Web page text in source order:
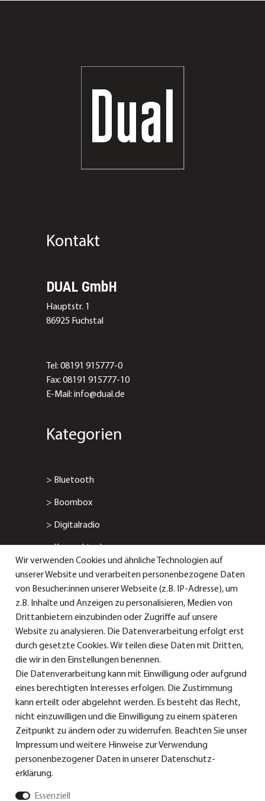
Kontakt
DUAL GmbH
Hauptstr. 1
86925 Fuchstal
Tel: 08191 915777-0
Fax: 08191 915777-10
E-Mail: info@dual.de
Kategorien
> Bluetooth
> Boombox
> Digitalradio
>Kompaktanlage
> Radiowecker
> Smart-/Internetradio
Service & Support
> Bedienungsanleitungen
>Konformitätserklärungen
> Ersatzteile & Zubehör
> Garantie
Wir verwenden Cookies und ähnliche Technologien auf
unserer Website und verarbeiten personenbezogene Daten
von Besucher:innen unserer Webseite (z.B. IP-Adresse), um
z.B. Inhalte und Anzeigen zu personalisieren, Medien von
Drittanbietern einzubinden oder Zugriffe auf unsere
Website zu analysieren. Die Datenverarbeitung erfolgt erst
durch gesetzte Cookies. Wir teilen diese Daten mit Dritten,
die wir in den Einstellungen benennen.
Die Datenverarbeitung kann mit Einwilligung oder aufgrund
eines berechtigten Interesses erfolgen. Die Zustimmung
kann erteilt oder abgelehnt werden. Es besteht das Recht,
nicht einzuwilligen und die Einwilligung zu einem späteren
Zeitpunkt zu ändern oder zu widerrufen. Beachten Sie unser
Impressumund weitere Hinweise zur Verwendung
personenbezogener Daten in unserer Daten­schutz­
erklärung.
Essenziell